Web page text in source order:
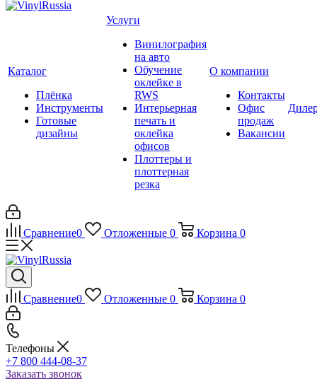
Каталог
Плёнка
Инструменты
Готовые
дизайны
Услуги
Винилография
на авто
Обучение
оклейке в
RWS
Интерьерная
печать и
оклейка
офисов
Плоттеры и
плоттерная
резка
О компании
Контакты
Офис
продаж
Вакансии
Сравнение0 Отложенные 0 Корзина 0
Сравнение0 Отложенные 0 Корзина 0
Телефоны
+7 800 444-08-37
Заказать звонок